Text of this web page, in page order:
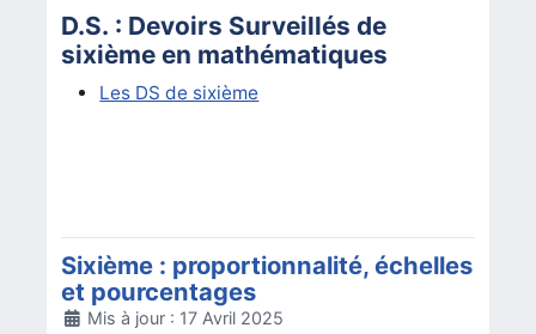
D.S. : Devoirs Surveillés de
sixième en mathématiques
Les DS de sixième
Sixième : proportionnalité, échelles
et pourcentages
DétailsMis à jour : 17 Avril 2025